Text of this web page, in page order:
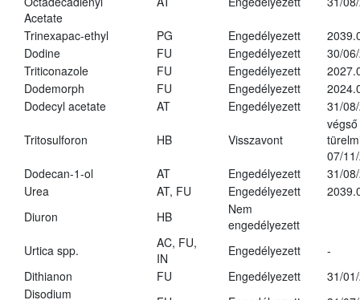
Acetate
Trinexapac-ethyl PG Engedélyezett
Dodine
FU Engedélyezett
30/
Triticonazole
FU Engedélyezett
Dodemorph
FU Engedélyezett
Dodecyl acetate
AT Engedélyezett 31/
Tritosulforon HB Visszavont
végső
07/
Dodecan-1-ol
AT Engedélyezett
31/
Urea
AT, FU Engedélyezett
Diuron
HB
Nem
engedélyezett
Urtica spp.
AC, FU,
IN
Engedélyezett
-
Dithianon
FU Engedélyezett
31/
Disodium